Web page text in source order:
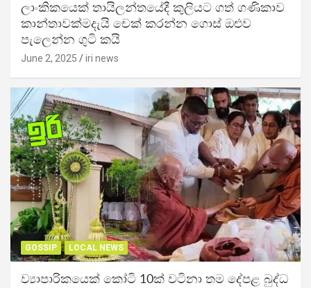
ලාංකිකයෙක් තායිලන්තයේදී කුලියට ගත් ගණිකාව
කාන්තාවක්මදැයි චෙක් කරන්න ගොස් ඔළුව
පැලෙන්න ගුටි කයි
June 2, 2025 iri news
GOSSIP LOCAL NEWS
ව්‍යාපාරිකයෙක් කෝටි 10ක් වටිනා තම දේපළ බුද්ධ